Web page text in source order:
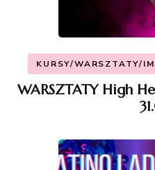
KURSY/WARSZTATY/
WARSZTATY High